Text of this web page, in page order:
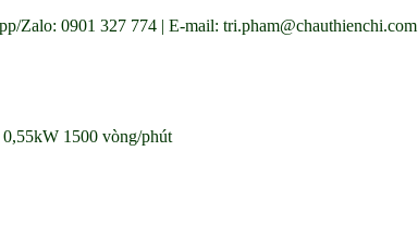
Zalo: 0901 327 774 | E-mail: tri.pham@chauthienchi.com
1500 vòng/phút